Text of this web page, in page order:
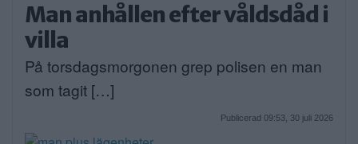
Man anhållen efter våldsdåd i
villa
På torsdagsmorgonen grep polisen en man
som tagit […]
Publicerad 09:53, 30 juli 2026